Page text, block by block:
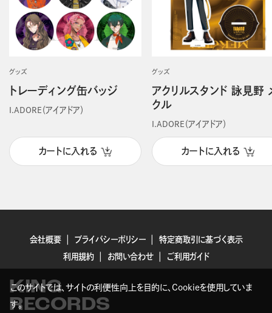
グッズ
トレーディング缶バッジ
I.ADORE（アイアドア）
カートに入れる
グッズ
アクリルスタンド 詠見野
クル
I.ADORE（アイアドア）
カートに入れる
会社概要 プライバシーポリシー
特定商取引に基づく表示
利用規約
お問い合わせ ご利用ガイド
KING
RECORDS
このサイトでは、サイトの利便性向上を目的に、Cookieを使用していま
す。